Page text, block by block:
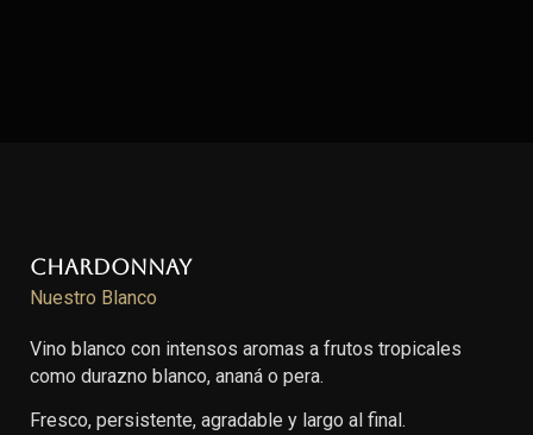
Chardonnay
Nuestro Blanco
Vino blanco con intensos aromas a frutos tropicales
como durazno blanco, ananá o pera.
Fresco, persistente, agradable y largo al final.